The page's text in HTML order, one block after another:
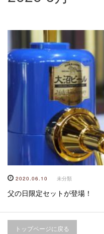
2020.06.10 未分類
父の日限定セットが登場！
トップページに戻る